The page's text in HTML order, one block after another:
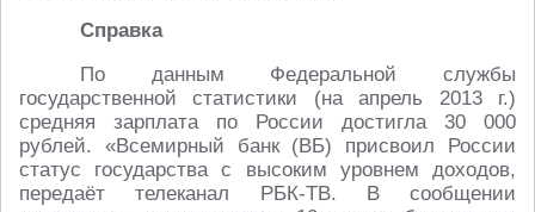
Справка
По данным Федеральной службы
государственной статистики (на апрель 2013 г.)
средняя зарплата по России достигла 30 000
рублей. «Всемирный банк (ВБ) присвоил России
статус государства с высоким уровнем доходов,
передаёт телеканал РБК-ТВ. В сообщении